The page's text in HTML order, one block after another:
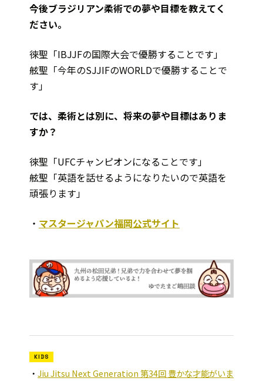
――今後ブラジリアン柔術での夢や目標を教えてく
ださい。
徠聖「IBJJFの国際大会で優勝することです」
舷聖「今年のSJJIFのWORLDで優勝することで
す」
では、柔術とは別に、将来の夢や目標はありま
すか？
徠聖「UFCチャンピオンになることです」
舷聖「英語を話せるようになりたいので英語を
頑張ります」
・ マスタージャパン福岡公式サイト
KIDS
Jiu Jitsu Next Generation 第34回 豊かな才能がいま